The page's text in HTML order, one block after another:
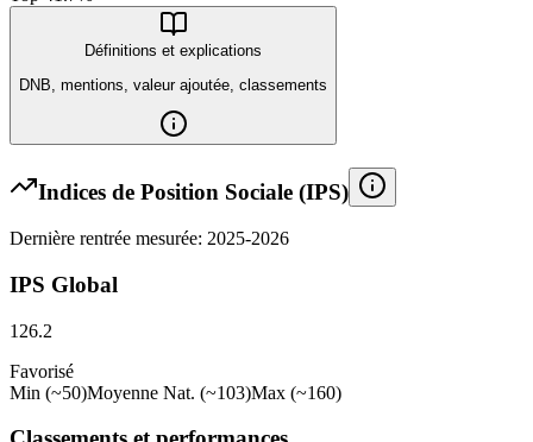
Définitions et explications
DNB, mentions, valeur ajoutée, classements
Indices de Position Sociale (IPS)
Dernière rentrée mesurée: 2025-2026
IPS Global
126.2
Favorisé
Min (~50)Moyenne Nat. (~103)Max (~160)